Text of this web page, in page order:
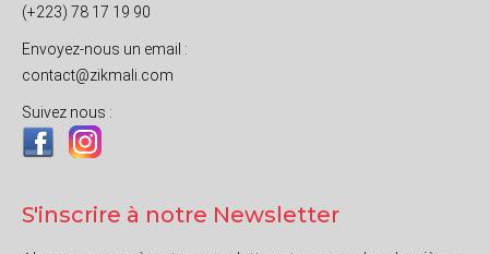
(+223) 78 17 19 90
Envoyez-nous un email :
contact@zikmali.com
Suivez nous :
S'inscrire à notre Newsletter